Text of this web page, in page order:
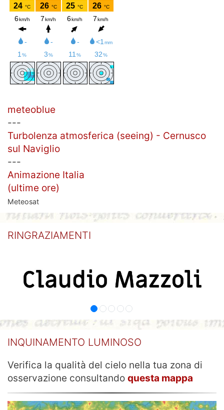
meteoblue
---
Turbolenza atmosferica (seeing) - Cernusco
sul Naviglio
---
Animazione Italia
(ultime ore)
Meteosat
RINGRAZIAMENTI
INQUINAMENTO LUMINOSO
Verifica la qualità del cielo nella tua zona di
osservazione consultando questa mappa